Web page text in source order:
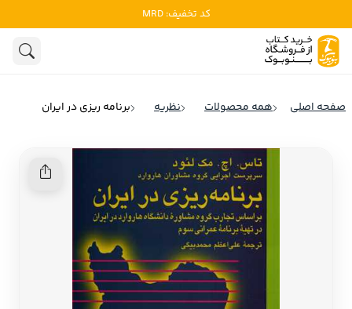
کد تخفیف: MRD
ادبیات
ادبیات انگلیس
ادبیات فرانسه
ادبیات ایتالیا
ادبیات روسیه
ادبیات آمریکای لاتین
ادبیات آلمان
صفحه اصلی همه محصولات نظریه برنامه ریزی در ایران